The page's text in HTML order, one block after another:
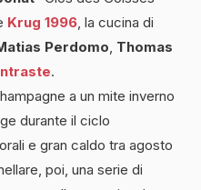
Krug 1996, la cucina di
Perdomo, Thomas
.
a un mite inverno
durante il ciclo
e gran caldo tra agosto
poi, una serie di